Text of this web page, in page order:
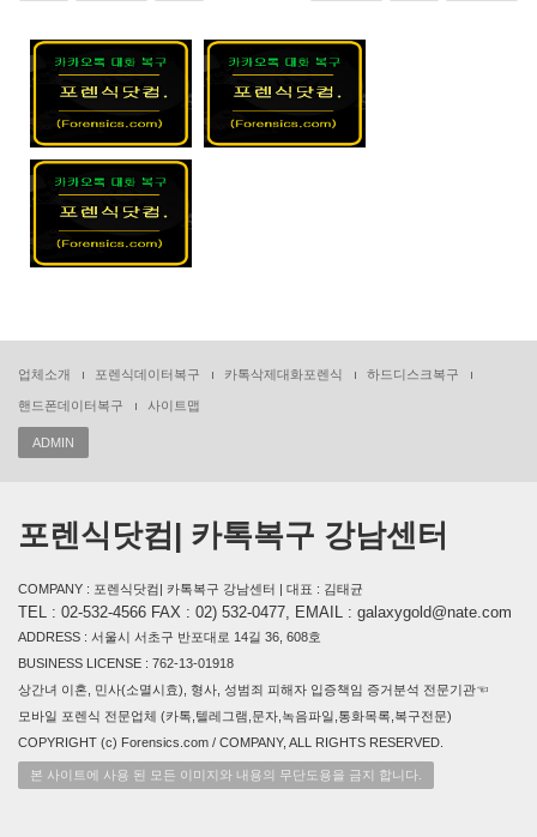
업체소개 포렌식데이터복구 카톡삭제대화포렌식 하드디스크복구
핸드폰데이터복구 사이트맵
ADMIN
포렌식닷컴| 카톡복구 강남센터
COMPANY : 포렌식닷컴| 카톡복구 강남센터 | 대표 : 김태균
TEL : 02-532-4566 FAX : 02) 532-0477, EMAIL : galaxygold@nate.com
ADDRESS : 서울시 서초구 반포대로 14길 36, 608호
BUSINESS LICENSE : 762-13-01918
상간녀 이혼, 민사(소멸시효), 형사, 성범죄 피해자 입증책임 증거분석 전문기관☜
모바일 포렌식 전문업체 (카톡,텔레그램,문자,녹음파일,통화목록,복구전문)
COPYRIGHT (c) Forensics.com / COMPANY, ALL RIGHTS RESERVED.
본 사이트에 사용 된 모든 이미지와 내용의 무단도용을 금지 합니다.